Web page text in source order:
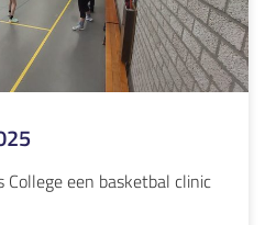
College een basketbal clinic